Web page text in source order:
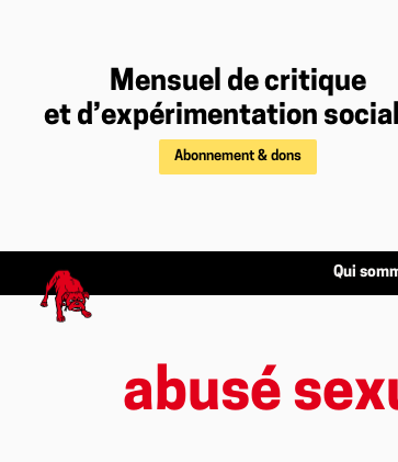
Mensuel de critique
et d’expérimentation
Abonnement & dons
Qui
abusé